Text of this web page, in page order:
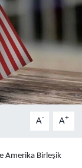
A- A+
Amerika Birleşik